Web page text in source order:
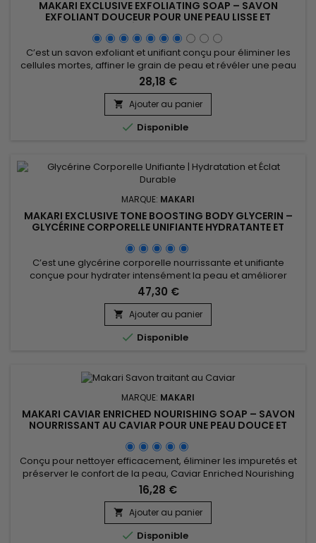
MAKARI EXCLUSIVE EXFOLIATING SOAP – SAVON
EXFOLIANT DOUCEUR POUR UNE PEAU LISSE ET
C’est un savon exfoliant et unifiant conçu pour éliminer les
cellules mortes, affiner le grain de peau et révéler une peau
plus douce et plus lumineuse. Makari Exclusive Exfoliating
Soap associe le Beurre de Karité (Shea Butter) nourrissant,
l’huile de Carotte (Carrot Oil) revitalisante, l’acide lactique
exfoliant doux, l’extrait de feuille de...
28,18 €
 Ajouter au panier
 Disponible
MARQUE: MAKARI
MAKARI EXCLUSIVE TONE BOOSTING BODY GLYCERIN –
GLYCÉRINE CORPORELLE UNIFIANTE HYDRATANTE ET
C’est une glycérine corporelle nourrissante et unifiante
conçue pour hydrater intensément la peau et améliorer
l’apparence du teint. Makari Exclusive Tone Boosting Body
Glycerin associe le Mulberry Root Extract, le Licorice Extract,
l’Ascorbic Acid (Vitamine C), la Vitamin A et la Vitamin E, des
actifs reconnus pour aider à réduire l’apparence des...
47,30 €
 Ajouter au panier
 Disponible
MARQUE: MAKARI
MAKARI CAVIAR ENRICHED NOURISHING SOAP – SAVON
NOURRISSANT AU CAVIAR POUR UNE PEAU DOUCE ET
Conçu pour nettoyer efficacement, éliminer les impuretés et
préserver le confort de la peau, Caviar Enriched Nourishing
Soap est un savon nourrissant et revitalisant idéal pour une
utilisation quotidienne. Sa formule associe le beurre de
karité, la vitamine C, les extraits de réglisse, de racine de
mûrier et de Prunus afin d’aider à améliorer...
16,28 €
 Ajouter au panier
 Disponible